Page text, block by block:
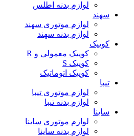
لوازم بدنه اطلس
سهند
لوازم موتوری سهند
لوازم بدنه سهند
کوییک
کوییک معمولی و R
کوییک S
کوییک اتوماتیک
تیبا
لوازم موتوری تیبا
لوازم بدنه تیبا
ساینا
لوازم موتوری ساینا
لوازم بدنه ساینا